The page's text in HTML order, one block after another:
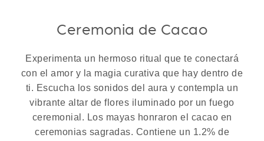
Ceremonia de Cacao
Experimenta un hermoso ritual que te conectará
con el amor y la magia curativa que hay dentro de
ti. Escucha los sonidos del aura y contempla un
vibrante altar de flores iluminado por un fuego
ceremonial. Los mayas honraron el cacao en
ceremonias sagradas. Contiene un 1.2% de